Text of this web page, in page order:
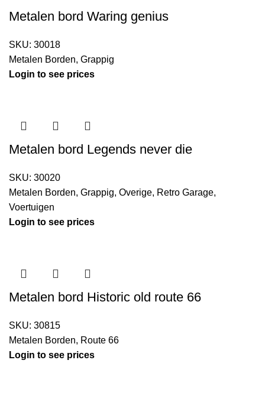
Metalen bord Waring genius
SKU: 30018
Metalen Borden, Grappig
Login to see prices
Metalen bord Legends never die
SKU: 30020
Metalen Borden, Grappig, Overige, Retro Garage,
Voertuigen
Login to see prices
Metalen bord Historic old route 66
SKU: 30815
Metalen Borden, Route 66
Login to see prices